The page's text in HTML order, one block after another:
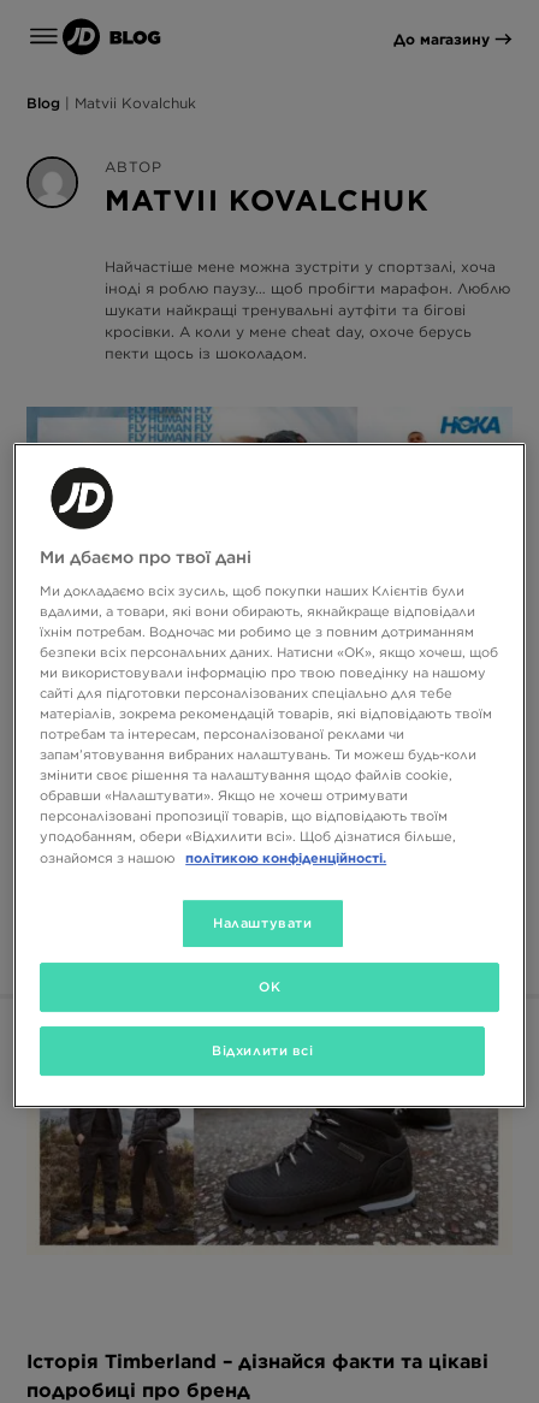
До магазину
Blog | Matvii Kovalchuk
АВТОР
MATVII KOVALCHUK
Найчастіше мене можна зустріти у спортзалі, хоча
іноді я роблю паузу… щоб пробігти марафон. Люблю
шукати найкращі тренувальні аутфіти та бігові
кросівки. А коли у мене cheat day, охоче берусь
пекти щось із шоколадом.
Hoka — що це за бренд? Дізнайся про Hoka та
його асортимент
Шукаєш нову пару взуття, яка поєднує інновації, комфорт та
унікальний дизайн? Тоді тобі обов’язково слід ознайомитися з
брендом Hoka. Цей…
| 02.06.2026
Історія Timberland – дізнайся факти та цікаві
подробиці про бренд
Ми дбаємо про твої дані
Ми докладаємо всіх зусиль, щоб покупки наших Клієнтів були
вдалими, а товари, які вони обирають, якнайкраще відповідали
їхнім потребам. Водночас ми робимо це з повним дотриманням
безпеки всіх персональних даних. Натисни «OK», якщо хочеш, щоб
ми використовували інформацію про твою поведінку на нашому
сайті для підготовки персоналізованих спеціально для тебе
матеріалів, зокрема рекомендацій товарів, які відповідають твоїм
потребам та інтересам, персоналізованої реклами чи
запам’ятовування вибраних налаштувань. Ти можеш будь-коли
змінити своє рішення та налаштування щодо файлів cookie,
обравши «Налаштувати». Якщо не хочеш отримувати
персоналізовані пропозиції товарів, що відповідають твоїм
уподобанням, обери «Відхилити всі». Щоб дізнатися більше,
ознайомся з нашою
політикою конфіденційності.
Налаштувати
Відхилити всі
OK